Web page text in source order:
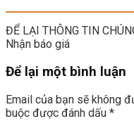
ĐỂ LẠI THÔNG TIN
Nhận báo giá
Để lại một bình luận
Email của bạn sẽ không
buộc được đánh dấu *